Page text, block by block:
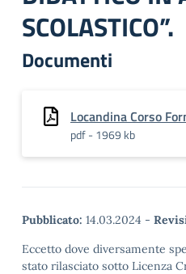
SCOLASTICO”.
Documenti
Locandina Corso
pdf - 1969 kb
Pubblicato: 14.03.2024 -
Eccetto dove diversamente
stato rilasciato sotto Licenza